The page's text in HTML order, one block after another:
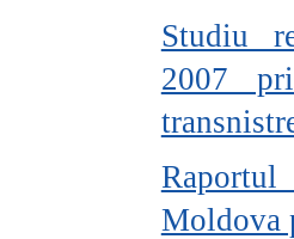
Studiu
2007
Moldova